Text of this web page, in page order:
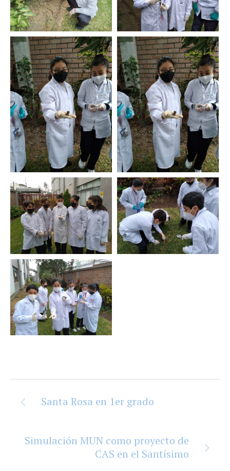
Santa Rosa en 1er grado
Simulación MUN como proyecto de
CAS en el Santísimo